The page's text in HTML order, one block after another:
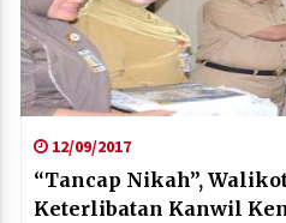
12/09/2017
“Tancap Nikah”,
Keterlibatan Kanwil